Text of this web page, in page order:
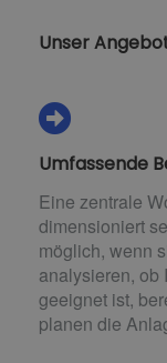
Unser
Umfassende
Eine zentrale
dimensioniert
möglich, wenn
analysieren, ob
geeignet ist,
planen die